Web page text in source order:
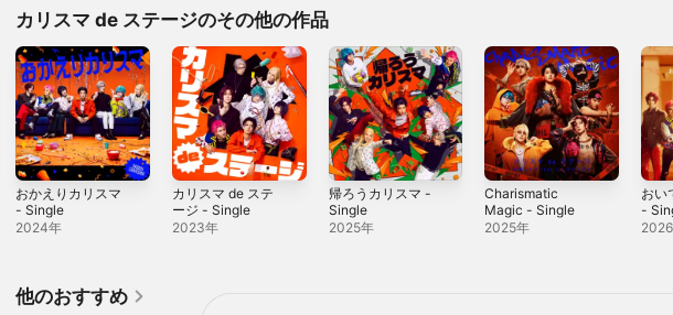
カリスマ de ステージのその他の作品
おかえりカリスマ
- Single
2024年
カリスマ de ステ
ージ - Single
2023年
帰ろうカリスマ -
Single
2025年
Charismatic
Magic - Single
2025年
おい
-
他のおすすめ